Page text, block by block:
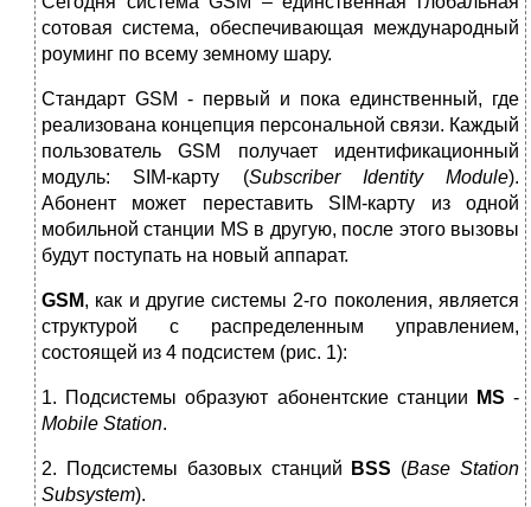
сотовая система, обеспечивающая международный
роуминг по всему земному шару.
Стандарт GSМ - первый и пока единственный, где
реализована концепция персональной связи. Каждый
пользователь GSМ получает идентификационный
модуль: SIМ-карту (Subscriber Identity Module).
Абонент может переставить SIМ-карту из одной
мобильной станции МS в другую, после этого вызовы
будут поступать на новый аппарат.
GS М, как и другие системы 2-го поколения, является
структурой с распределенным управлением,
состоящей из 4 подсистем (рис. 1):
1. Подсистемы образуют абонентские станции МS -
Mobile Station.
2. Подсистемы базовых станций ВSS (Base Station
Subsystem).